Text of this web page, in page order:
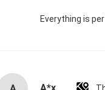
Everything is